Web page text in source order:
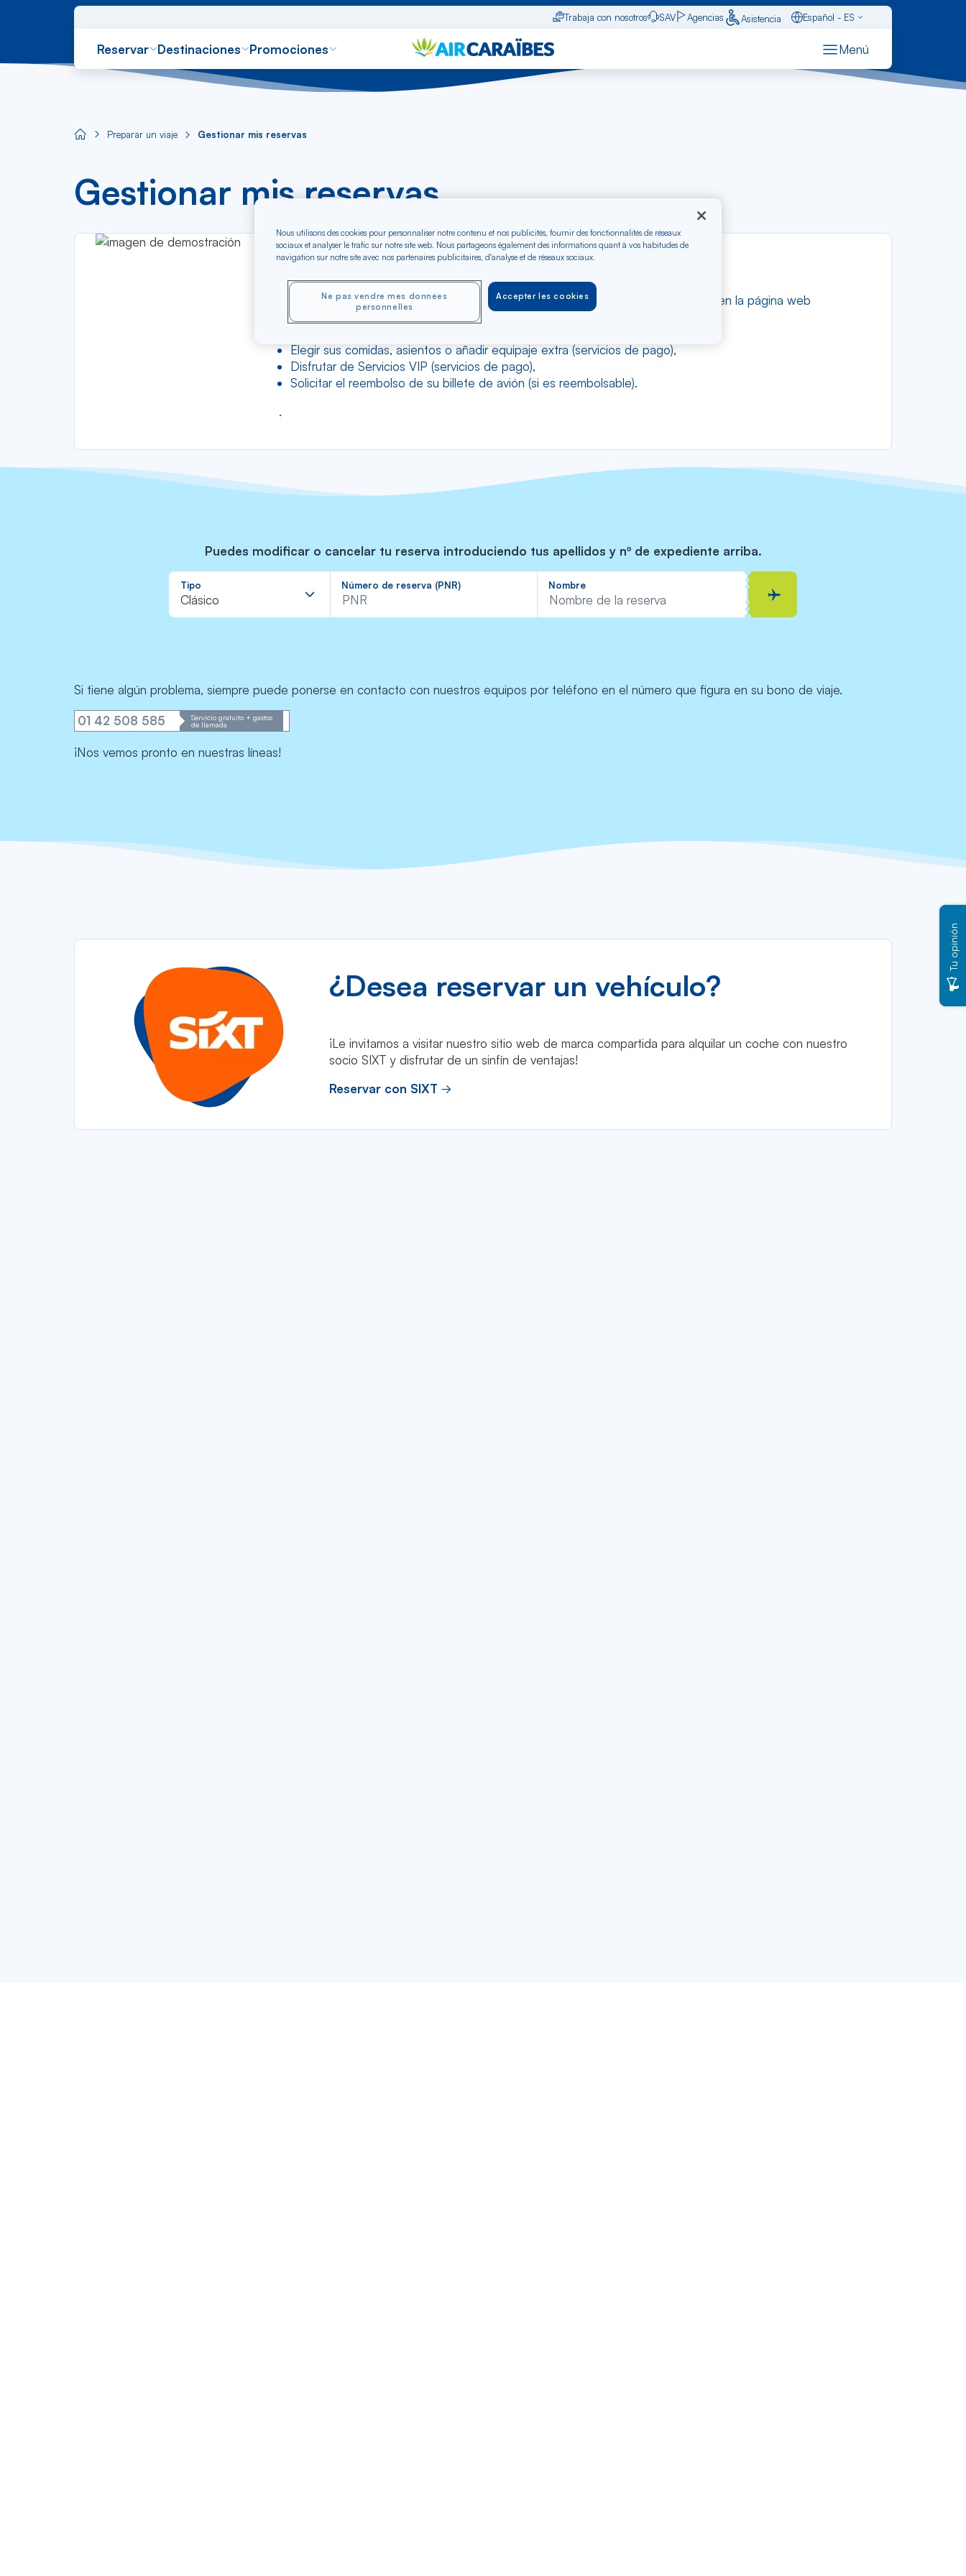
Trabaja con nosotros SAV Agencias Asistencia
Español - ES
Reservar Destinaciones Promociones Menú
Aircaraibes.comPreparar un viaje Gestionar mis reservas
Gestionar mis reservas
Volver a su reserva (si es modificable, comprada en una agencia Air Caraïbes o en la página web
aircaraibes.com),
Elegir sus comidas, asientos o añadir equipaje extra (servicios de pago),
Disfrutar de Servicios VIP (servicios de pago),
Solicitar el reembolso de su billete de avión (si es reembolsable).
.
Puedes modificar o cancelar tu reserva introduciendo tus apellidos y nº de expediente arriba.
Tipo
Clásico
Rechercher
dans
Número de reserva (PNR) Nombre
Si tiene algún problema, siempre puede ponerse en contacto con nuestros equipos por teléfono en el número que figura en su bono de viaje.
01 42 508 585
Servicio gratuito + gastos
de llamada
¡Nos vemos pronto en nuestras líneas!
¿Desea reservar un vehículo?
¡Le invitamos a visitar nuestro sitio web de marca compartida para alquilar un coche con nuestro
socio SIXT y disfrutar de un sinfín de ventajas!
Reservar con SIXT
Nous utilisons des cookies pour personnaliser notre contenu et nos publicités, fournir des fonctionnalités de réseaux
sociaux et analyser le trafic sur notre site web. Nous partageons également des informations quant à vos habitudes de
navigation sur notre site avec nos partenaires publicitaires, d'analyse et de réseaux sociaux.
Accepter les cookies
Ne pas vendre mes données
personnelles
Tu opinión